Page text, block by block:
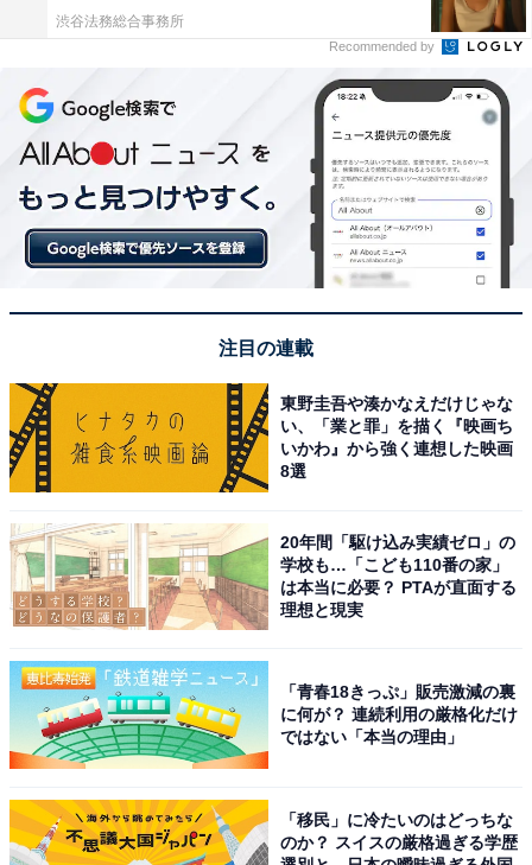
渋谷法務総合事務所
Recommended by
注目の連載
東野圭吾や湊かなえだけじゃな
い、「業と罪」を描く『映画ち
いかわ』から強く連想した映画
8選
20年間「駆け込み実績ゼロ」の
学校も…「こども110番の家」
は本当に必要？ PTAが直面する
理想と現実
「青春18きっぷ」販売激減の裏
に何が？ 連続利用の厳格化だけ
ではない「本当の理由」
「移民」に冷たいのはどっちな
のか？ スイスの厳格過ぎる学歴